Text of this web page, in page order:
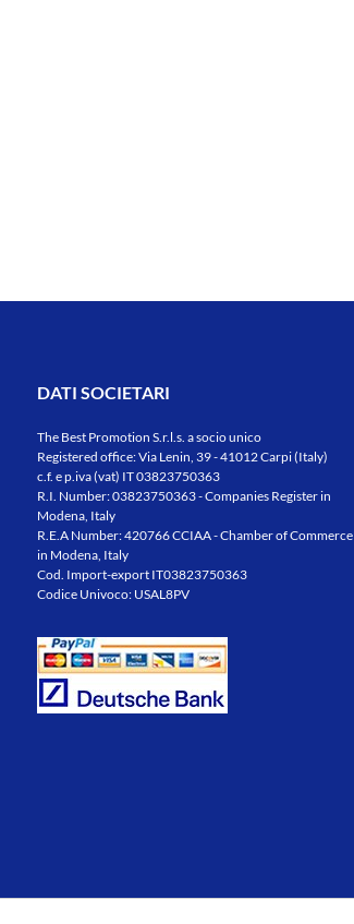
DATI SOCIETARI
The Best Promotion S.r.l.s. a socio unico
Registered office: Via Lenin, 39 - 41012 Carpi (Italy)
c.f. e p.iva (vat) IT 03823750363
R.I. Number: 03823750363 - Companies Register in
Modena, Italy
R.E.A Number: 420766 CCIAA - Chamber of Commerce
in Modena, Italy
Cod. Import-export IT03823750363
Codice Univoco: USAL8PV